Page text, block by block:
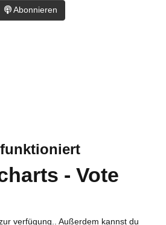
- Vote
verfügung.. Außerdem kannst du
Abonnieren